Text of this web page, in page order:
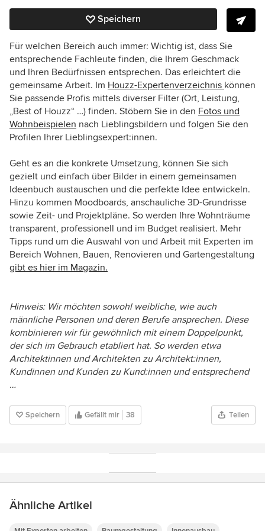
Speichern
Für welchen Bereich auch immer: Wichtig ist, dass Sie
entsprechende Fachleute finden, die Ihrem Geschmack
und Ihren Bedürfnissen entsprechen. Das erleichtert die
gemeinsame Arbeit. Im Houzz-Expertenverzeichnis können
Sie passende Profis mittels diverser Filter (Ort, Leistung,
„Best of Houzz“ …) finden. Stöbern Sie in den Fotos und
Wohnbeispielen nach Lieblingsbildern und folgen Sie den
Profilen Ihrer Lieblingsexpert:innen.
Geht es an die konkrete Umsetzung, können Sie sich
gezielt und einfach über Bilder in einem gemeinsamen
Ideenbuch austauschen und die perfekte Idee entwickeln.
Hinzu kommen Moodboards, anschauliche 3D-Grundrisse
sowie Zeit- und Projektpläne. So werden Ihre Wohnträume
transparent, professionell und im Budget realisiert. Mehr
Tipps rund um die Auswahl von und Arbeit mit Experten im
Bereich Wohnen, Bauen, Renovieren und Gartengestaltung
gibt es hier im Magazin.
Hinweis: Wir möchten sowohl weibliche, wie auch
männliche Personen und deren Berufe ansprechen. Diese
kombinieren wir für gewöhnlich mit einem Doppelpunkt,
der sich im Gebrauch etabliert hat. So werden etwa
Architektinnen und Architekten zu Architekt:innen,
Kundinnen und Kunden zu Kund:innen und entsprechend
…
Speichern Gefällt mir 38 Teilen
Ähnliche Artikel